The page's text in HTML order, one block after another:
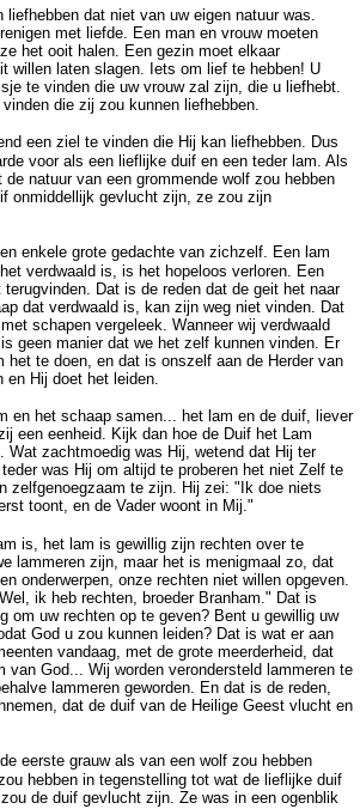
dat niet van uw eigen natuur was.
met liefde. Een man en vrouw moeten
het ooit halen. Een gezin moet elkaar
willen laten slagen. Iets om lief te hebben! U
te vinden die uw vrouw zal zijn, die u liefhebt.
die zij zou kunnen liefhebben.
een ziel te vinden die Hij kan liefhebben. Dus
voor als een lieflijke duif en een teder lam. Als
natuur van een grommende wolf zou hebben
onmiddellijk gevlucht zijn, ze zou zijn
enkele grote gedachte van zichzelf. Een lam
verdwaald is, is het hopeloos verloren. Een
Dat is de reden dat de geit het naar
dat verdwaald is, kan zijn weg niet vinden. Dat
schapen vergeleek. Wanneer wij verdwaald
geen manier dat we het zelf kunnen vinden. Er
het te doen, en dat is onszelf aan de Herder van
en Hij doet het leiden.
en het schaap samen... het lam en de duif, liever
een eenheid. Kijk dan hoe de Duif het Lam
Wat zachtmoedig was Hij, wetend dat Hij ter
was Hij om altijd te proberen het niet Zelf te
zelfgenoegzaam te zijn. Hij zei: "Ik doe niets
toont, en de Vader woont in Mij."
is, het lam is gewillig zijn rechten over te
lammeren zijn, maar het is menigmaal zo, dat
onderwerpen, onze rechten niet willen opgeven.
ik heb rechten, broeder Branham." Dat is
om uw rechten op te geven? Bent u gewillig uw
God u zou kunnen leiden? Dat is wat er aan
vandaag, met de grote meerderheid, dat
van God... Wij worden verondersteld lammeren te
lammeren geworden. En dat is de reden,
dat de duif van de Heilige Geest vlucht en
eerste grauw als van een wolf zou hebben
hebben in tegenstelling tot wat de lieflijke duif
de duif gevlucht zijn. Ze was in een ogenblik